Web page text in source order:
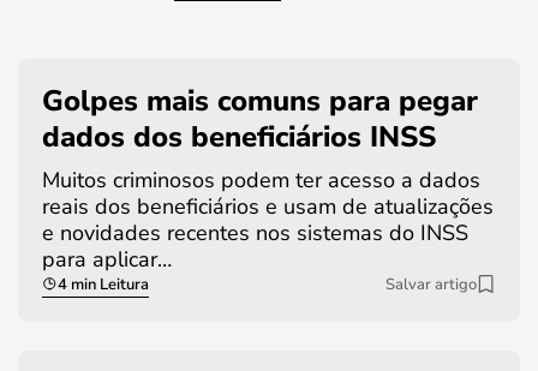
Golpes mais comuns para pegar
dados dos beneficiários INSS
Muitos criminosos podem ter acesso a dados
reais dos beneficiários e usam de atualizações
e novidades recentes nos sistemas do INSS
para aplicar…
4 min Leitura Salvar artigo